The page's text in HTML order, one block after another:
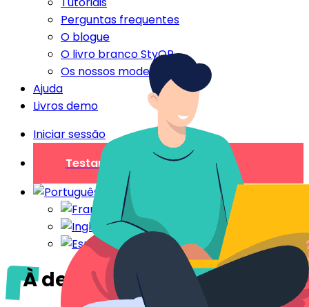
Perguntas frequentes
O blogue
O livro branco StyQR
Os nossos modelos StyQR
Ajuda
Livros demo
Iniciar sessão
Testar gratuitamente
À descoberta da Occitânia